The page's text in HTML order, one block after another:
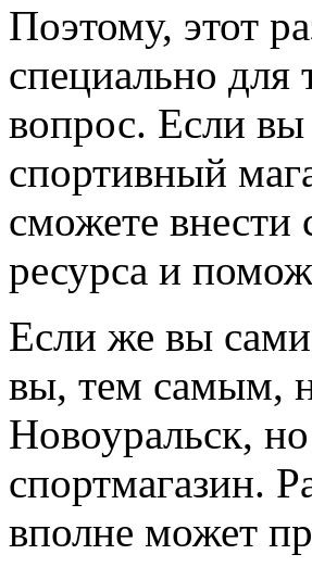
Поэтому, этот
специально
вопрос. Если вы
спортивный
сможете внести
ресурса и
Если же вы сами
вы, тем самым,
Новоуральск,
спортмагазин.
вполне может